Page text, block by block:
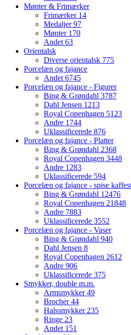
Mønter & Frimærker
Frimærker 14
Medaljer97
Mønter 170
Andet63
Orientalsk
Diverse orientalsk 775
Porcelæn og fajance
Andet6745
Porcelæn og fajance - Figurer
Bing & Grøndahl 3787
Dahl Jensen 1213
Royal Copenhagen 5123
Andre 1744
Uklassificerede 876
Porcelæn og fajance - Platter
Bing & Grøndahl 2368
Royal Copenhagen 3448
Andre 1283
Uklassificerede 594
Porcelæn og fajance - spise
Bing & Grøndahl 12476
Royal Copenhagen 21848
Andre 7883
Uklassificerede 3552
Porcelæn og fajance - Vaser
Bing & Grøndahl 940
Dahl Jensen 8
Royal Copenhagen 2612
Andre 906
Uklassificerede 375
Smykker, double m.m.
Armsmykker49
Brocher44
Halssmykker235
Ringe 23
Andet 151